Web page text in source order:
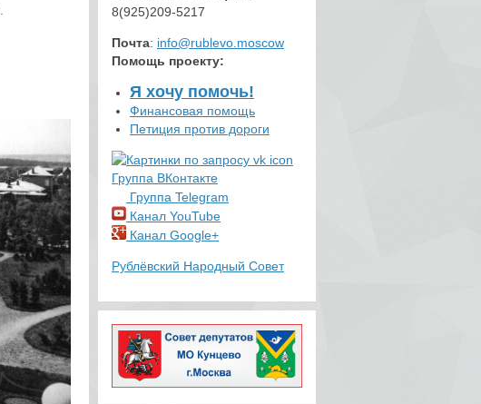
8(925)209-5217
Почта: info@rublevo.moscow
Помощь проекту:
Я хочу помочь!
Финансовая помощь
Петиция против дороги
Группа ВКонтакте
Группа Telegram
Канал YouTube
Канал Google+
Рублёвский Народный Совет